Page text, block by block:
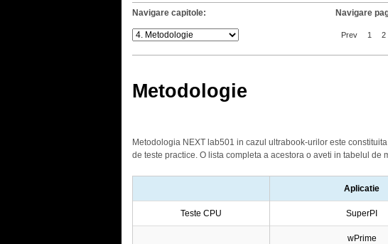
Navigare capitole: Navigare
Prev 1 2
Metodologie
Metodologia NEXT lab501 in cazul ultrabook-urilor este
de teste practice. O lista completa a acestora o aveti in tabelul de
Aplicatie
Teste CPU SuperPI
wPrime